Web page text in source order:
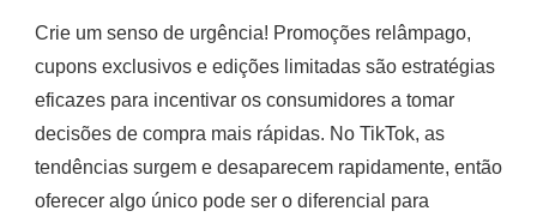
Crie um senso de urgência! Promoções relâmpago,
cupons exclusivos e edições limitadas são estratégias
eficazes para incentivar os consumidores a tomar
decisões de compra mais rápidas. No TikTok, as
tendências surgem e desaparecem rapidamente, então
oferecer algo único pode ser o diferencial para